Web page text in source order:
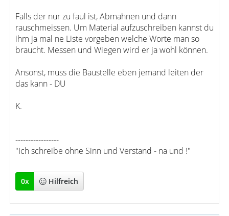
Falls der nur zu faul ist, Abmahnen und dann
rauschmeissen. Um Material aufzuschreiben kannst du
ihm ja mal ne Liste vorgeben welche Worte man so
braucht. Messen und Wiegen wird er ja wohl können.
Ansonst, muss die Baustelle eben jemand leiten der
das kann - DU
K.
-----------------
"Ich schreibe ohne Sinn und Verstand - na und !"
0x Hilfreich